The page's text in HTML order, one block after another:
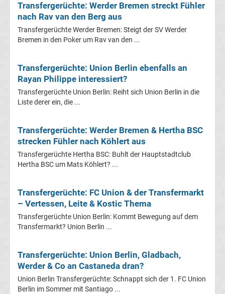
Borussia
Mönchengladbach
Transfergerüchte
Chemnitzer
Transfergerüchte
Dynamo
Dresden
Transfergerüchte
Braunschweig
Transfergerüchte
Transfergerüchte: Werder Bremen streckt Fühler
nach Rav van den Berg aus
Transfergerüchte Werder Bremen: Steigt der SV Werder
Bremen in den Poker um Rav van den ...
Transfergerüchte: Union Berlin ebenfalls an
Rayan Philippe interessiert?
Transfergerüchte Union Berlin: Reiht sich Union Berlin in die
Liste derer ein, die ...
Transfergerüchte: Werder Bremen & Hertha BSC
strecken Fühler nach Köhlert aus
Transfergerüchte Hertha BSC: Buhlt der Hauptstadtclub
Hertha BSC um Mats Köhlert? ...
Transfergerüchte: FC Union & der Transfermarkt
– Vertessen, Leite & Kostic Thema
Transfergerüchte Union Berlin: Kommt Bewegung auf dem
Transfermarkt? Union Berlin ...
Transfergerüchte: Union Berlin, Gladbach,
Werder & Co an Castaneda dran?
Union Berlin Transfergerüchte: Schnappt sich der 1. FC Union
Berlin im Sommer mit Santiago ...